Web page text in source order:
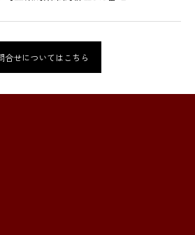
合せについてはこちら